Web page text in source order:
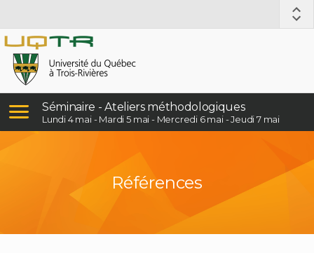
Séminaire - Ateliers méthodologiques
Lundi 4 mai - Mardi 5 mai - Mercredi 6 mai - Jeudi 7 mai
Références